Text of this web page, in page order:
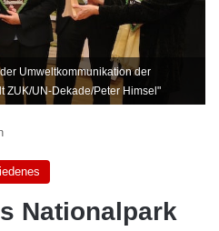
Umweltkommunikation der
ZUK/UN-Dekade/Peter Himsel"
Nationalpark